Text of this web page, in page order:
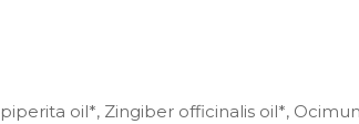
oil*, Zingiber officinalis oil*,